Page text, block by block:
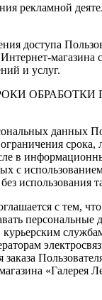
рекламной
доступа
Интернет-магазина
и услуг.
данных
ограничения
в
с
использования
с тем,
персональные
курьерским
«Галерея